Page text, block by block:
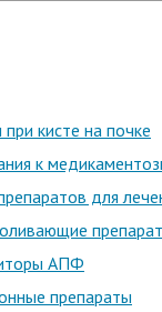
кисте на почке
к
для
АПФ
препараты